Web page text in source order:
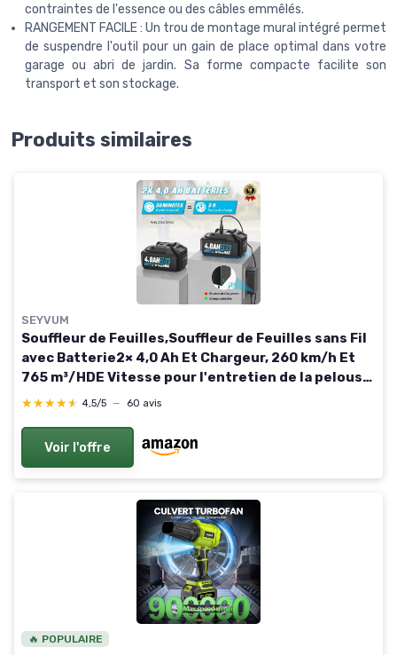
contraintes de l'essence ou des câbles emmêlés.
RANGEMENT FACILE : Un trou de montage mural intégré permet
de suspendre l'outil pour un gain de place optimal dans votre
garage ou abri de jardin. Sa forme compacte facilite son
transport et son stockage.
Produits similaires
SEYVUM
Souffleur de Feuilles,Souffleur de Feuilles sans Fil
avec Batterie2× 4,0 Ah Et Chargeur, 260 km/h Et
765 m³/HDE Vitesse pour l'entretien de la pelouse,
Le soufflage de la Neige, et Le dépoussiérage Bleu
★★★★★
★★★★★ 4,5/5 — 60 avis
Voir l'offre
🔥 POPULAIRE